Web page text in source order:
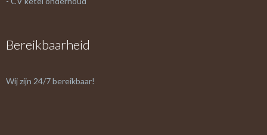
Bereikbaarheid
Wij zijn 24/7 bereikbaar!